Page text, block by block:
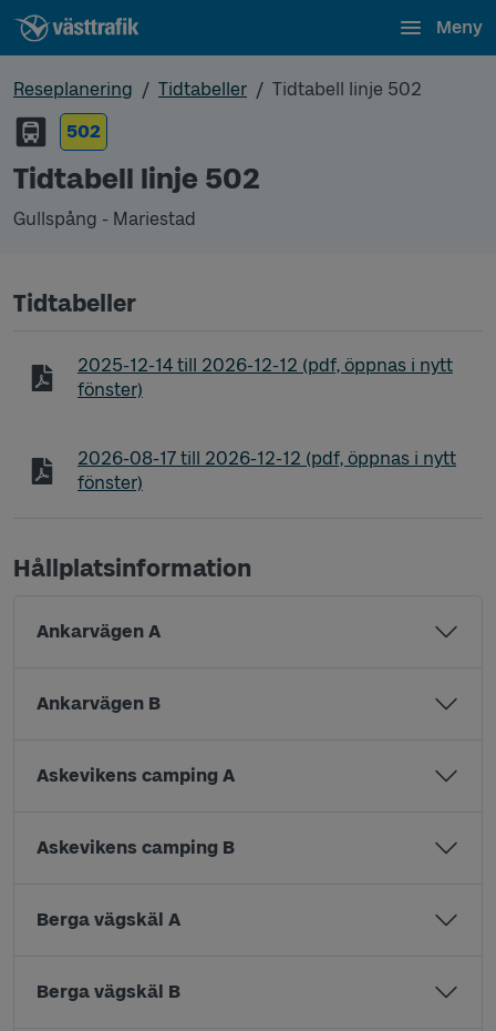
Meny
Reseplanering Tidtabeller
Tidtabell linje 502
502
Tidtabell linje 502
Gullspång - Mariestad
Tidtabeller
Tidtabell linje 502 Gullspång - Mariestad
2025-12-14 till 2026-12-12 (pdf, öppnas i nytt
fönster)
Tidtabell linje 502 Gullspång - Mariestad
2026-08-17 till 2026-12-12 (pdf, öppnas i nytt
fönster)
Hållplatsinformation
Ankarvägen A
Ankarvägen B
Askevikens camping A
Askevikens camping B
Berga vägskäl A
Berga vägskäl B